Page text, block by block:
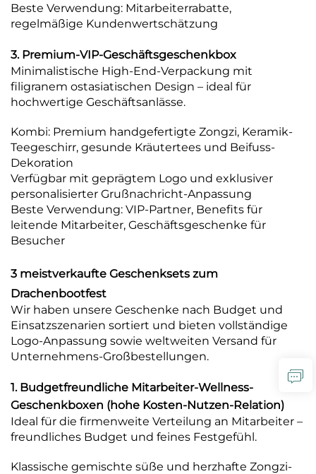
Beste Verwendung: Mitarbeiterrabatte,
regelmäßige Kundenwertschätzung
3. Premium-VIP-Geschäftsgeschenkbox
Minimalistische High-End-Verpackung mit
filigranem ostasiatischen Design – ideal für
hochwertige Geschäftsanlässe.
Kombi: Premium handgefertigte Zongzi, Keramik-
Teegeschirr, gesunde Kräutertees und Beifuss-
Dekoration
Verfügbar mit geprägtem Logo und exklusiver
personalisierter Grußnachricht-Anpassung
Beste Verwendung: VIP-Partner, Benefits für
leitende Mitarbeiter, Geschäftsgeschenke für
Besucher
3 meistverkaufte Geschenksets zum
Drachenbootfest
Wir haben unsere Geschenke nach Budget und
Einsatzszenarien sortiert und bieten vollständige
Logo-Anpassung sowie weltweiten Versand für
Unternehmens-Großbestellungen.
1. Budgetfreundliche Mitarbeiter-Wellness-
Geschenkboxen (hohe Kosten-Nutzen-Relation)
Ideal für die firmenweite Verteilung an Mitarbeiter –
freundliches Budget und feines Festgefühl.
Klassische gemischte süße und herzhafte Zongzi-